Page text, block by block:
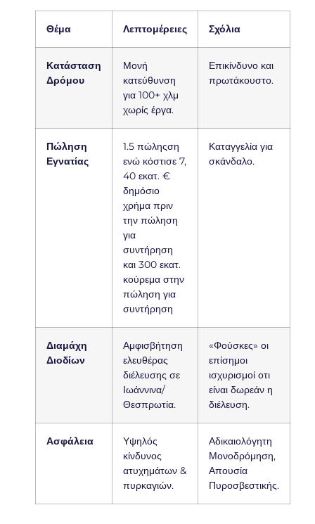
Θέμα Λεπτομέρειες Σχόλια
Κατάσταση
Δρόμου
Μονή
κατεύθυνση
για 100+ χλμ
χωρίς έργα.
Επικίνδυνο και
πρωτάκουστο.
Πώληση
Εγνατίας
1.5 πώληςση
ενώ κόστισε 7,
40 εκατ. €
δημόσιο
χρήμα πριν
την πώληση
για
συντήρηση
και 300 εκατ.
κούρεμα στην
πώληση για
συντήρηση
Καταγγελία για
σκάνδαλο.
Διαμάχη
Διοδίων
Αμφισβήτηση
ελευθέρας
διέλευσης σε
Ιωάννινα/
Θεσπρωτία.
«Φούσκες» οι
επίσημοι
ισχυρισμοί οτι
είναι δωρεάν η
διέλευση.
Ασφάλεια
Υψηλός
κίνδυνος
ατυχημάτων &
πυρκαγιών.
Αδικαιολόγητη
Μονοδρόμηση,
Απουσία
Πυροσβεστικής.